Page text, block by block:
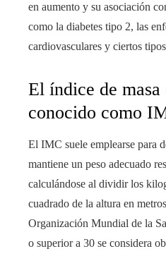
en aumento y su asociación
como la diabetes tipo 2, las
cardiovasculares y ciertos
El índice de
conocido como
El IMC suele emplearse para
mantiene un peso adecuado
calculándose al dividir los
cuadrado de la altura en
Organización Mundial de la
o superior a 30 se considera